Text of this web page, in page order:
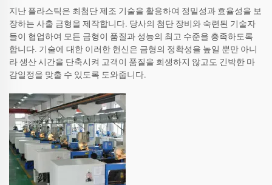
지난 플라스틱은 최첨단 제조 기술을 활용하여 정밀성과 효율성을 보
장하는 사출 금형을 제작합니다. 당사의 첨단 장비와 숙련된 기술자
들이 협업하여 모든 금형이 품질과 성능의 최고 수준을 충족하도록
합니다. 기술에 대한 이러한 헌신은 금형의 정확성을 높일 뿐만 아니
라 생산 시간을 단축시켜 고객이 품질을 희생하지 않고도 긴박한 마
감일정을 맞출 수 있도록 도와줍니다.